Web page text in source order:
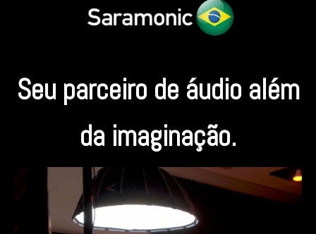
Seu parceiro de áudio além
da imaginação.